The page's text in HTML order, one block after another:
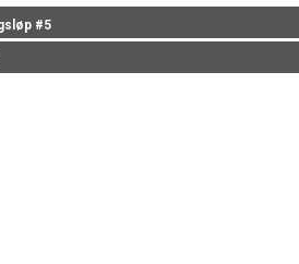
(A) got new status: disq
C/B) got new status: disq
#5